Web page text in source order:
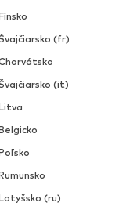
(fr)
(it)
(ru)